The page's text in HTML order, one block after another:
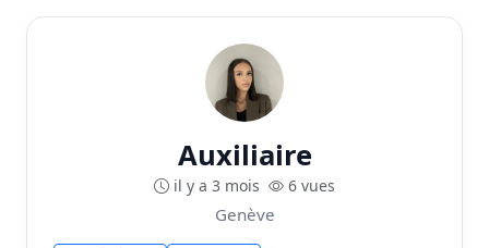
Auxiliaire
il y a 3 mois 6 vues
Genève